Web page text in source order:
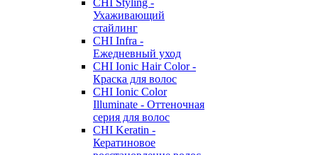
CHI Styling -
Ухаживающий
стайлинг
CHI Infra -
Ежедневный уход
CHI Ionic Hair Color -
Краска для волос
CHI Ionic Color
Illuminate - Оттеночная
серия для волос
CHI Keratin -
Кератиновое